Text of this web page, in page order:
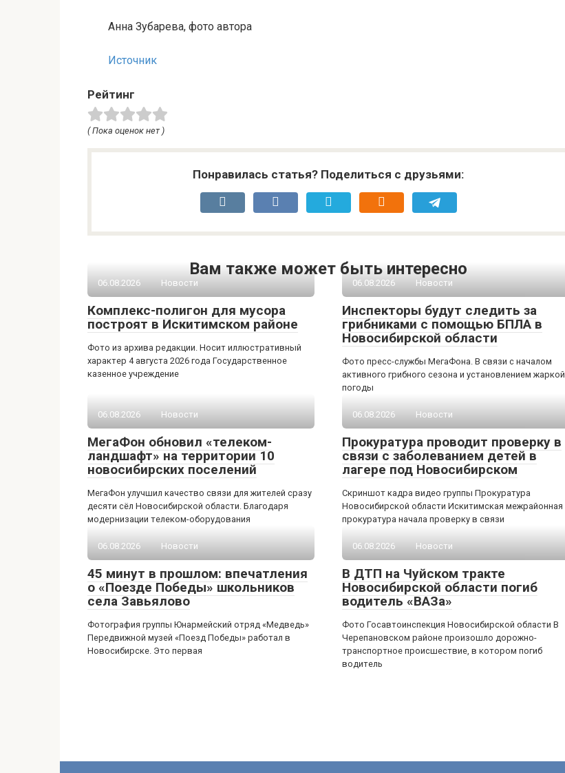
Анна Зубарева, фото автора
Источник
Рейтинг
( Пока оценок нет )
Понравилась статья? Поделиться с друзьями:
Вам также может быть интересно
06.08.2026 Новости
Комплекс-полигон для мусора
построят в Искитимском районе
Фото из архива редакции. Носит иллюстративный
характер 4 августа 2026 года Государственное
казенное учреждение
06.08.2026 Новости
Инспекторы будут следить за
грибниками с помощью БПЛА в
Новосибирской области
Фото пресс-службы МегаФона. В связи с началом
активного грибного сезона и установлением жаркой
погоды
06.08.2026 Новости
МегаФон обновил «телеком-
ландшафт» на территории 10
новосибирских поселений
МегаФон улучшил качество связи для жителей сразу
десяти сёл Новосибирской области. Благодаря
модернизации телеком-оборудования
06.08.2026 Новости
Прокуратура проводит проверку в
связи с заболеванием детей в
лагере под Новосибирском
Скриншот кадра видео группы Прокуратура
Новосибирской области Искитимская межрайонная
прокуратура начала проверку в связи
06.08.2026 Новости
45 минут в прошлом: впечатления
о «Поезде Победы» школьников
села Завьялово
Фотография группы Юнармейский отряд «Медведь»
Передвижной музей «Поезд Победы» работал в
Новосибирске. Это первая
06.08.2026 Новости
В ДТП на Чуйском тракте
Новосибирской области погиб
водитель «ВАЗа»
Фото Госавтоинспекция Новосибирской области В
Черепановском районе произошло дорожно-
транспортное происшествие, в котором погиб
водитель